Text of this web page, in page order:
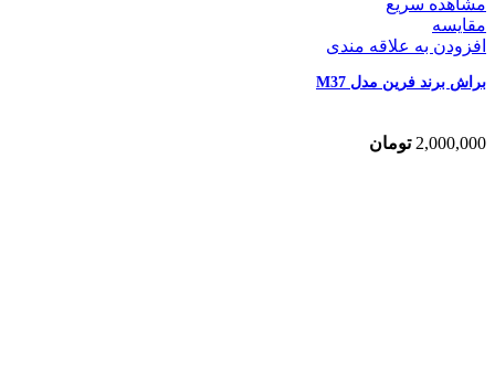
مشاهده سریع
مقایسه
افزودن به علاقه مندی
براش برند فرین مدل M37
2,000,000 تومان